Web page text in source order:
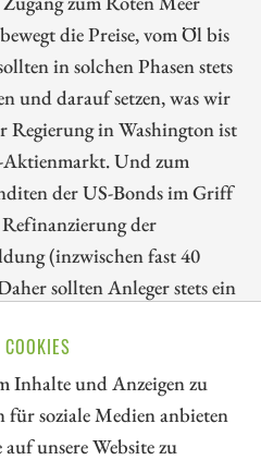
Inhalte und Anzeigen zu
soziale Medien anbieten
unsere Website zu
die Preise, vom Öl bis
in solchen Phasen stets
und darauf setzen, was wir
Regierung in Washington ist
Und zum
der US-Bonds im Griff
der
(inzwischen fast 40
sollten Anleger stets ein
die Aktien von SanDisk,